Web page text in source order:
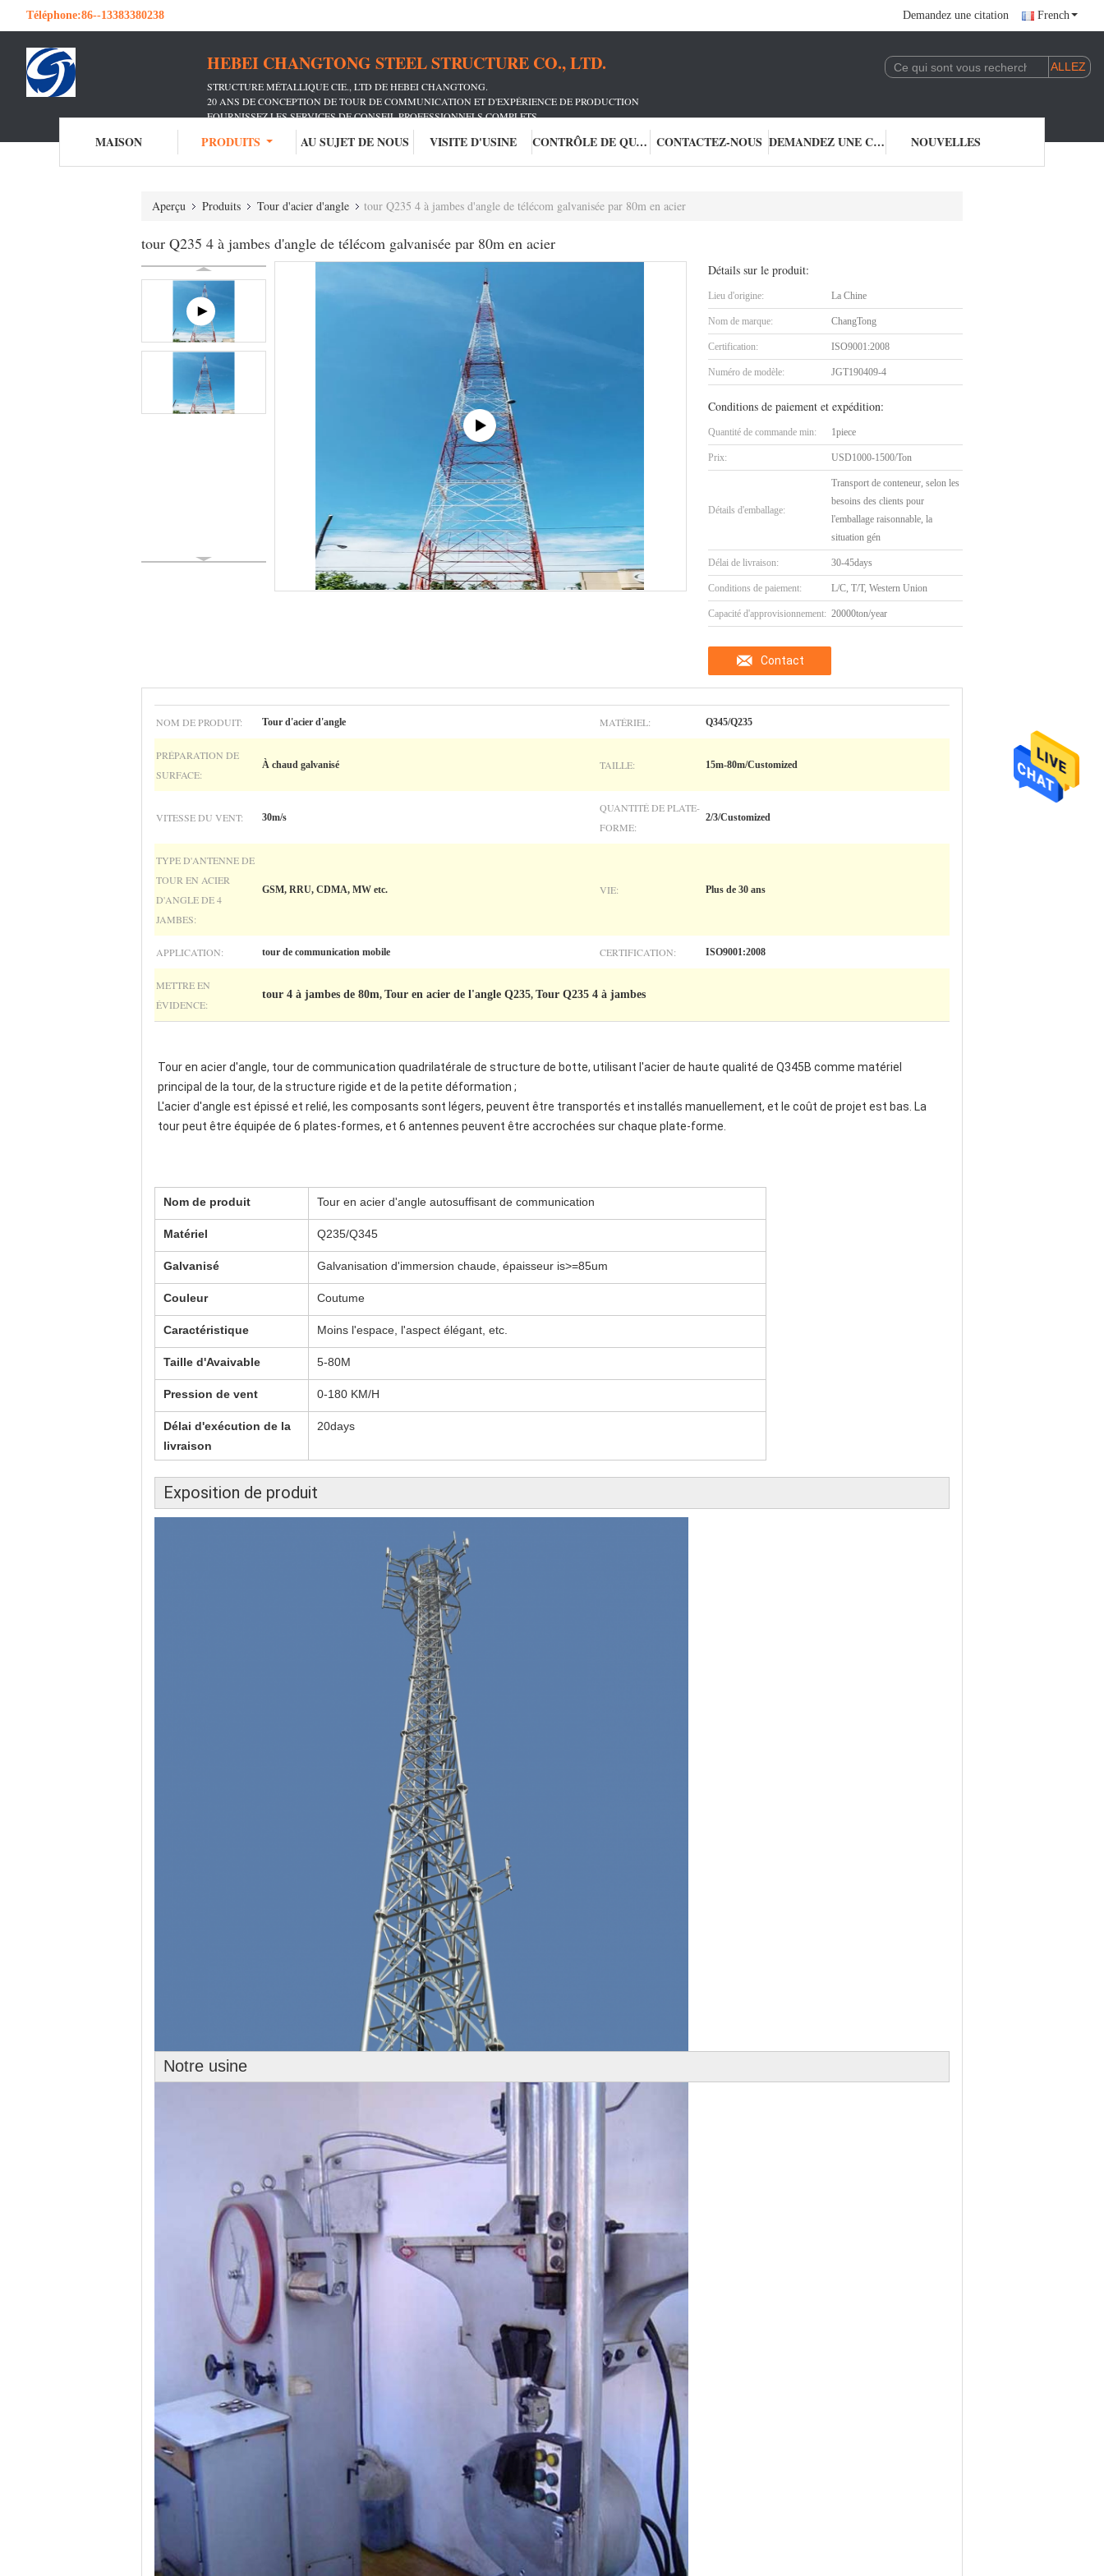
Téléphone:86--13383380238 Demandez une citation French
HEBEI CHANGTONG STEEL STRUCTURE CO., LTD.
STRUCTURE MÉTALLIQUE CIE., LTD DE HEBEI CHANGTONG.
20 ANS DE CONCEPTION DE TOUR DE COMMUNICATION ET D'EXPÉRIENCE DE PRODUCTION
FOURNISSEZ LES SERVICES DE CONSEIL PROFESSIONNELS COMPLETS
A SERVI LES TRANSPORTEURS DE COMMUNICATION INNOMBRABLES
MAISON PRODUITS AU SUJET DE NOUS VISITE D'USINE CONTRÔLE DE QUALITÉ CONTACTEZ-NOUS DEMANDEZ UNE CITATION NOUVELLES
Aperçu Produits Tour d'acier d'angle tour Q235 4 à jambes d'angle de télécom galvanisée par 80m en acier
tour Q235 4 à jambes d'angle de télécom galvanisée par 80m en acier
Détails sur le produit:
Lieu d'origine: La Chine
Nom de marque: ChangTong
Certification: ISO9001:2008
Numéro de modèle: JGT190409-4
Conditions de paiement et expédition:
Quantité de commande min: 1piece
Prix: USD1000-1500/Ton
Détails d'emballage:
Transport de conteneur, selon les
besoins des clients pour
l'emballage raisonnable, la
situation gén
Délai de livraison: 30-45days
Conditions de paiement: L/C, T/T, Western Union
Capacité d'approvisionnement: 20000ton/year
Contact
NOM DE PRODUIT: Tour d'acier d'angle MATÉRIEL: Q345/Q235
PRÉPARATION DE
SURFACE:
À chaud galvanisé TAILLE: 15m-80m/Customized
VITESSE DU VENT: 30m/s
QUANTITÉ DE PLATE-
FORME:
2/3/Customized
TYPE D'ANTENNE DE
TOUR EN ACIER
D'ANGLE DE 4
JAMBES:
GSM, RRU, CDMA, MW etc. VIE: Plus de 30 ans
APPLICATION: tour de communication mobile CERTIFICATION: ISO9001:2008
METTRE EN
ÉVIDENCE:
tour 4 à jambes de 80m, Tour en acier de l'angle Q235, Tour Q235 4 à jambes
Tour en acier d'angle, tour de communication quadrilatérale de structure de botte, utilisant l'acier de haute qualité de Q345B comme matériel
principal de la tour, de la structure rigide et de la petite déformation ;
L'acier d'angle est épissé et relié, les composants sont légers, peuvent être transportés et installés manuellement, et le coût de projet est bas. La
tour peut être équipée de 6 plates-formes, et 6 antennes peuvent être accrochées sur chaque plate-forme.
Nom de produit Tour en acier d'angle autosuffisant de communication
Matériel Q235/Q345
Galvanisé Galvanisation d'immersion chaude, épaisseur is>=85um
Couleur Coutume
Caractéristique Moins l'espace, l'aspect élégant, etc.
Taille d'Avaivable 5-80M
Pression de vent 0-180 KM/H
Délai d'exécution de la
livraison
20days
Exposition de produit
Notre usine